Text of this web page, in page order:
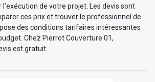
de votre projet. Les devis sont
ces prix et trouver le professionnel de
des conditions tarifaires intéressantes
Chez Pierrot Couverture 01,
est gratuit.